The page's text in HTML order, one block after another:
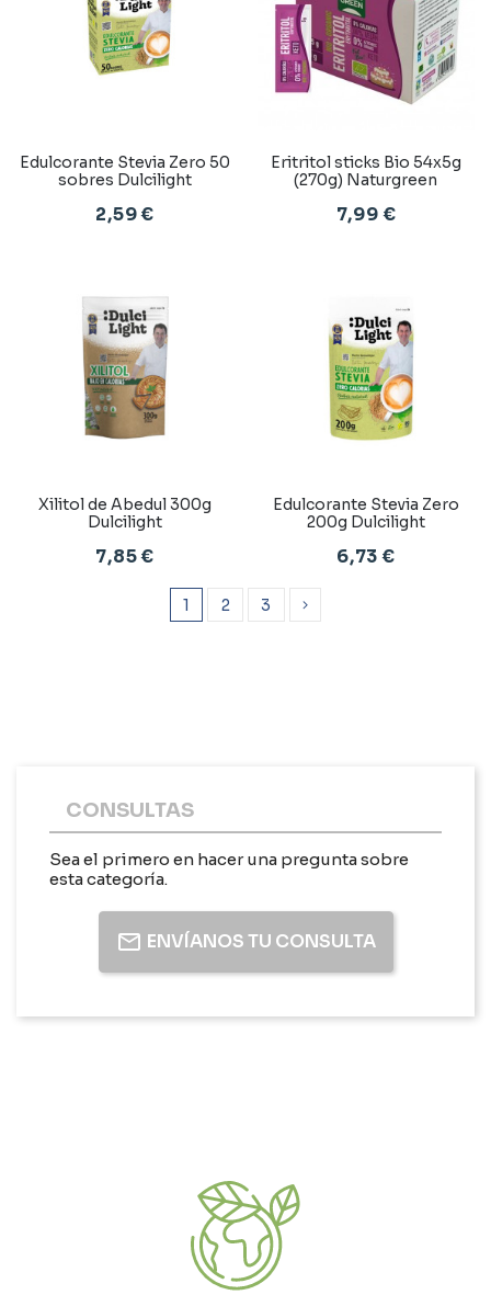
Edulcorante Stevia Zero 50
sobres Dulcilight
2,59 €
Eritritol sticks Bio 54x5g
(270g) Naturgreen
7,99 €
Xilitol de Abedul 300g
Dulcilight
7,85 €
Edulcorante Stevia Zero
200g Dulcilight
6,73 €
1 2 3
CONSULTAS
Sea el primero en hacer una pregunta sobre
esta categoría.
ENVÍANOS TU CONSULTA